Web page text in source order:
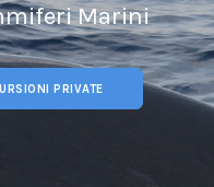
Marini
PRIVATE